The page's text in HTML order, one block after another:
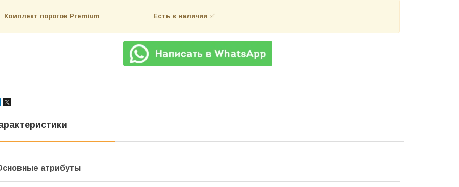
Комплект порогов Premium Есть в наличии ✅
атрибуты